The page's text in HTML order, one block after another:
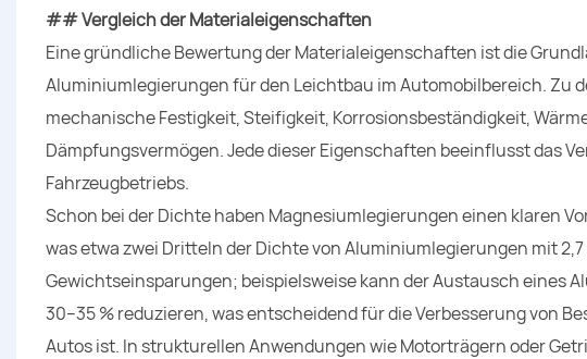
## Vergleich der Materialeigenschaften
Eine gründliche Bewertung der Materialeigenschaften ist die
Aluminiumlegierungen für den Leichtbau im Automobilbereich. Zu
mechanische Festigkeit, Steifigkeit, Korrosionsbeständigkeit,
Dämpfungsvermögen. Jede dieser Eigenschaften beeinflusst das
Fahrzeugbetriebs.
Schon bei der Dichte haben Magnesiumlegierungen einen klaren
was etwa zwei Dritteln der Dichte von Aluminiumlegierungen mit
Gewichtseinsparungen; beispielsweise kann der Austausch eines
30–35 % reduzieren, was entscheidend für die Verbesserung von
Autos ist. In strukturellen Anwendungen wie Motorträgern oder